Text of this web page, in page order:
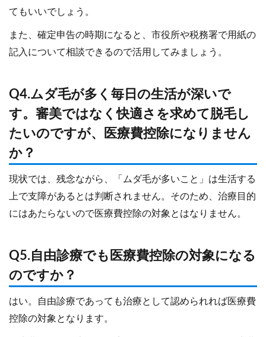
てもいいでしょう。
また、確定申告の時期になると、市役所や税務署で用紙の
記入について相談できるので活用してみましょう。
Q4.ムダ毛が多く毎日の生活が深いで
す。審美ではなく快適さを求めて脱毛し
たいのですが、医療費控除になりません
か？
現状では、残念ながら、「ムダ毛が多いこと」は生活する
上で支障があるとは判断されません。そのため、治療目的
にはあたらないので医療費控除の対象とはなりません。
Q5.自由診療でも医療費控除の対象になる
のですか？
はい。自由診療であっても治療として認められれば医療費
控除の対象となります。